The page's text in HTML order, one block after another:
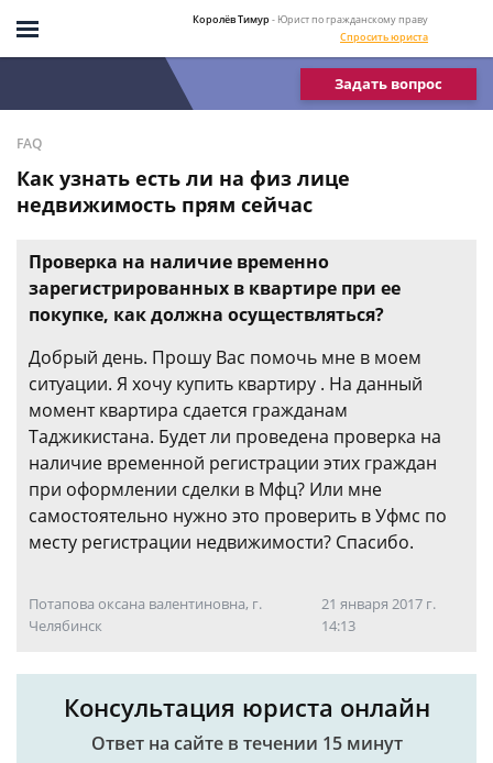
Королёв Тимур- Юрист по гражданскому праву
Спросить юриста
Задать вопрос
FAQ
Как узнать есть ли на физ лице
недвижимость прям сейчас
Проверка на наличие временно
зарегистрированных в квартире при ее
покупке, как должна осуществляться?
Добрый день. Прошу Вас помочь мне в моем
ситуации. Я хочу купить квартиру . На данный
момент квартира сдается гражданам
Таджикистана. Будет ли проведена проверка на
наличие временной регистрации этих граждан
при оформлении сделки в Мфц? Или мне
самостоятельно нужно это проверить в Уфмс по
месту регистрации недвижимости? Спасибо.
Потапова оксана валентиновна, г.
Челябинск
21 января 2017 г.
14:13
Консультация юриста онлайн
Ответ на сайте в течении 15 минут